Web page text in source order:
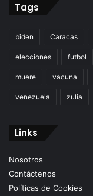
Tags
biden Caracas
elecciones futbol
muere vacuna
venezuela zulia
Links
Nosotros
Contáctenos
Políticas de Cookies